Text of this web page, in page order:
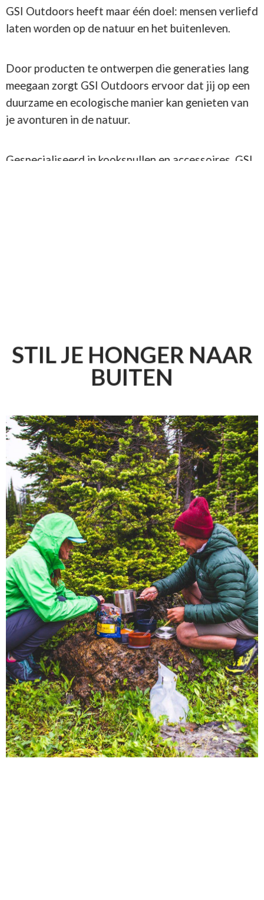
GSI Outdoors heeft maar één doel: mensen verliefd
laten worden op de natuur en het buitenleven.
Door producten te ontwerpen die generaties lang
meegaan zorgt GSI Outdoors ervoor dat jij op een
duurzame en ecologische manier kan genieten van
je avonturen in de natuur.
Gespecialiseerd in kookspullen en accessoires, GSI
STIL JE HONGER NAAR
BUITEN